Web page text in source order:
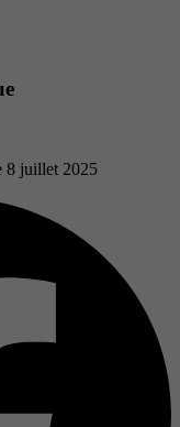
8 juillet 2025